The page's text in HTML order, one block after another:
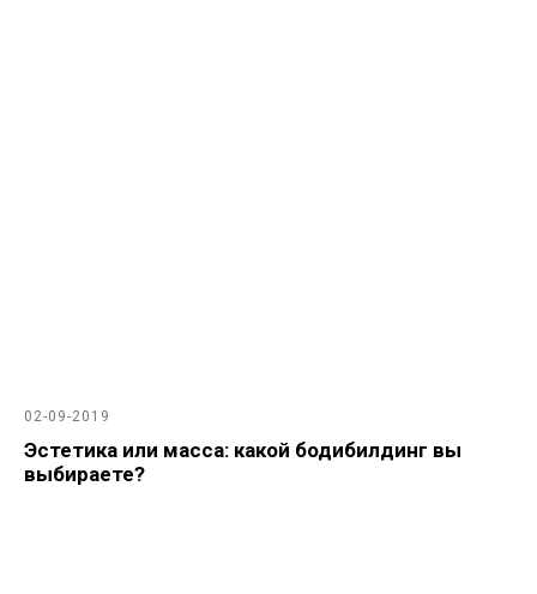
02-09-2019
Эстетика или масса: какой бодибилдинг вы
выбираете?